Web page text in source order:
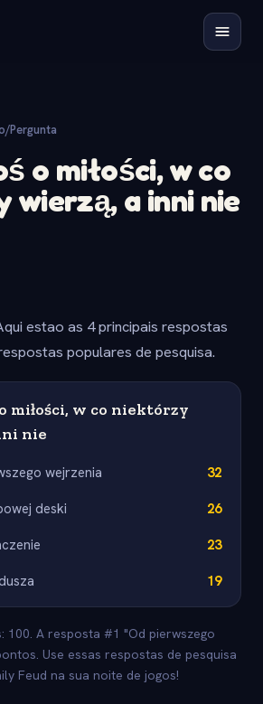
/Pergunta
o miłości, w co
wierzą, a inni nie
estao as 4 principais respostas
populares de pesquisa.
miłości, w co niektórzy
nie
wejrzenia 32
deski 26
23
19
100. A resposta #1 "Od pierwszego
Use essas respostas de pesquisa
Feud na sua noite de jogos!